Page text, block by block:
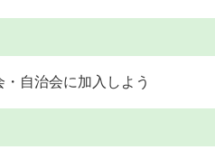
自治会に加入しよう